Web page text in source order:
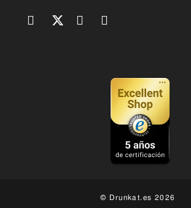
© Drunkat.es 2026